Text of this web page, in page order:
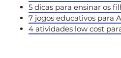
5 dicas para ensinar os
7 jogos educativos para
4 atividades low cost